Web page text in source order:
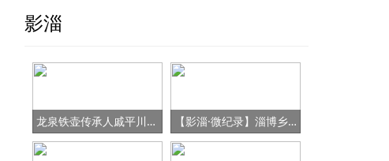
影淄
龙泉铁壶传承人戚平川的“守艺”之路 【影淄·微纪录】淄博乡村女书记的“变形记”